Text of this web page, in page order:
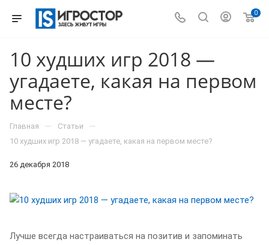
0
10 худших игр 2018 —
угадаете, какая на первом
месте?
Главная — Статьи —
10 худших игр 2018 — угадаете, какая на первом месте?
26 декабря 2018
Лучше всегда настраиваться на позитив и запоминать